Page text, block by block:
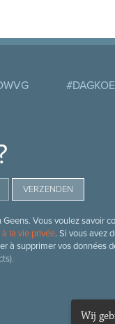
Vous voulez savoir
la vie privée. Si vous avez
à supprimer vos données
Wij